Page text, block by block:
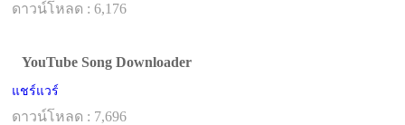
ดาวน์โหลด : 6,176
YouTube Song Downloader
แชร์แวร์
ดาวน์โหลด : 7,696